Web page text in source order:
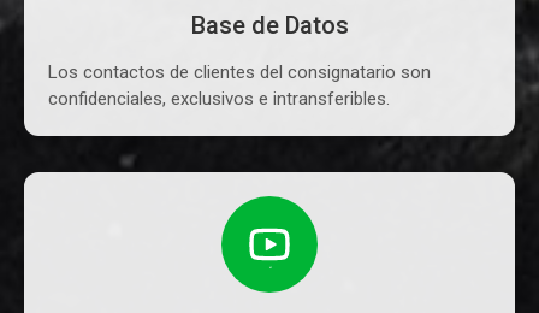
Base de Datos
Los contactos de clientes del consignatario son
confidenciales, exclusivos e intransferibles.